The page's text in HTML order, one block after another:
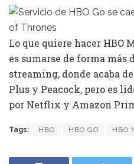
Lo que quiere hacer HBO
es sumarse de forma más
streaming, donde acaba
Plus y Peacock, pero es
por Netflix y Amazon
Tags: HBO HBO GO HBO